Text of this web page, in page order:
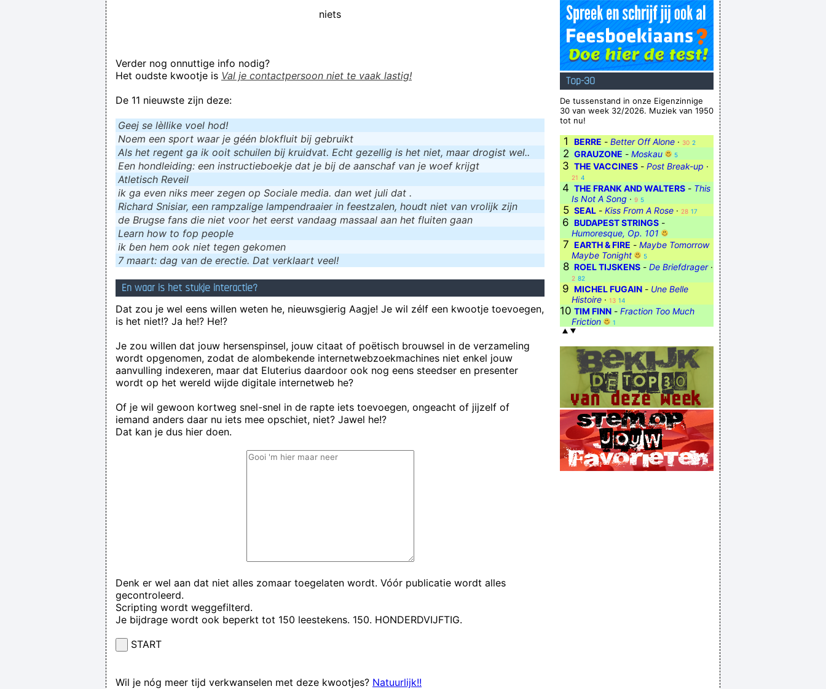
niets
Verder nog onnuttige info nodig?
Het oudste kwootje is Val je contactpersoon niet te vaak lastig!
De 11 nieuwste zijn deze:
Geej se lèllike voel hod!
Noem een sport waar je géén blokfluit bij gebruikt
Als het regent ga ik ooit schuilen bij kruidvat. Echt gezellig is het niet, maar drogist wel..
Een hondleiding: een instructieboekje dat je bij de aanschaf van je woef krijgt
Atletisch Reveil
ik ga even niks meer zegen op Sociale media. dan wet juli dat .
Richard Snisiar, een rampzalige lampendraaier in feestzalen, houdt niet van vrolijk zijn
de Brugse fans die niet voor het eerst vandaag massaal aan het fluiten gaan
Learn how to fop people
ik ɓen hem ook niet tegen gekomen
7 maart: dag van de erectie. Dat verklaart veel!
En waar is het stukje interactie?
Dat zou je wel eens willen weten he, nieuwsgierig Aagje! Je wil zélf een kwootje toevoegen,
is het niet!? Ja he!? He!?
Je zou willen dat jouw hersenspinsel, jouw citaat of poëtisch brouwsel in de verzameling
wordt opgenomen, zodat de alombekende internetwebzoekmachines niet enkel jouw
aanvulling indexeren, maar dat Eluterius daardoor ook nog eens steedser en presenter
wordt op het wereld wijde digitale internetweb he?
Of je wil gewoon kortweg snel-snel in de rapte iets toevoegen, ongeacht of jijzelf of
iemand anders daar nu iets mee opschiet, niet? Jawel he!?
Dat kan je dus hier doen.
Denk er wel aan dat niet alles zomaar toegelaten wordt. Vóór publicatie wordt alles
gecontroleerd.
Scripting wordt weggefilterd.
Je bijdrage wordt ook beperkt tot 150 leestekens. 150. HONDERDVIJFTIG.
START
Wil je nóg meer tijd verkwanselen met deze kwootjes? Natuurlijk!!
Top-30
De tussenstand in onze Eigenzinnige
30 van week 32/2026. Muziek van 1950
tot nu!
1 BERRE - Better Off Alone · 30 2
2 GRAUZONE - Moskau 5
3 THE VACCINES - Post Break-up ·
21 4
4 THE FRANK AND WALTERS - This
Is Not A Song · 9 5
5 SEAL - Kiss From A Rose · 28 17
6 BUDAPEST STRINGS -
Humoresque, Op. 101
7 EARTH & FIRE - Maybe Tomorrow
Maybe Tonight
5
8 ROEL TIJSKENS - De Briefdrager·
2 82
9 MICHEL FUGAIN - Une Belle
Histoire · 13 14
10 TIM FINN - Fraction Too Much
Friction
1